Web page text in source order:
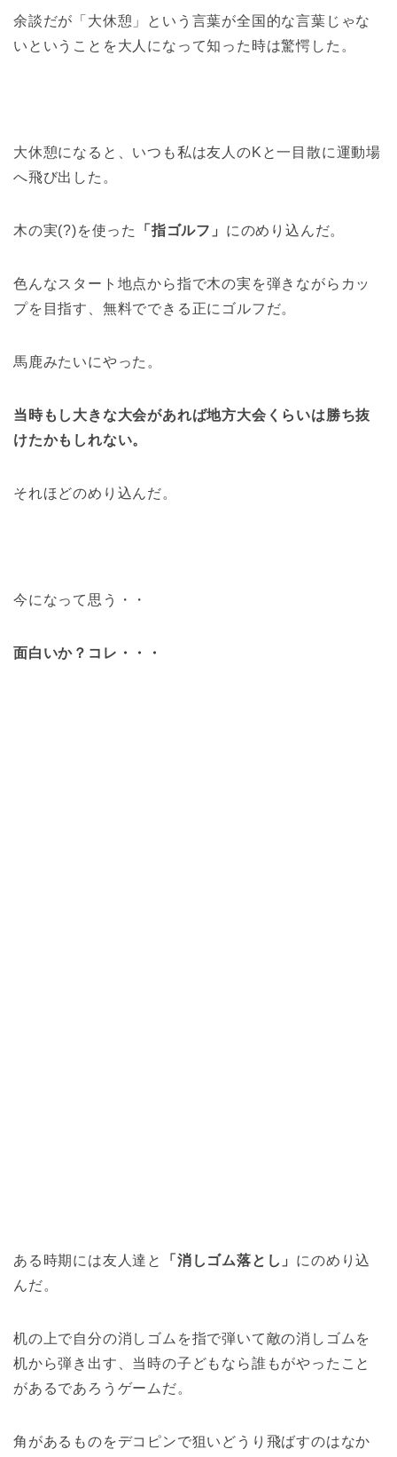
余談だが「大休憩」という言葉が全国的な言葉じゃな
いということを大人になって知った時は驚愕した。
大休憩になると、いつも私は友人のKと一目散に運動場
へ飛び出した。
木の実(?)を使った 「指ゴルフ」 にのめり込んだ。
色んなスタート地点から指で木の実を弾きながらカッ
プを目指す、無料でできる正にゴルフだ。
馬鹿みたいにやった。
当時もし大きな大会があれば地方大会くらいは勝ち抜
けたかもしれない。
それほどのめり込んだ。
今になって思う・・
面白いか？コレ・・・
ある時期には友人達と 「消しゴム落とし」 にのめり込
んだ。
机の上で自分の消しゴムを指で弾いて敵の消しゴムを
机から弾き出す、当時の子どもなら誰もがやったこと
があるであろうゲームだ。
角があるものをデコピンで狙いどうり飛ばすのはなか